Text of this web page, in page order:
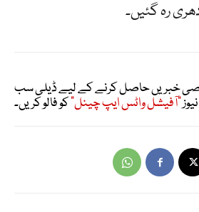
رہ گئیں۔
خبریں حاصل کرنے کے لیے ڈیلی سب
نیوز"آفیشل واٹس ایپ چینل"کو فالو کریں۔